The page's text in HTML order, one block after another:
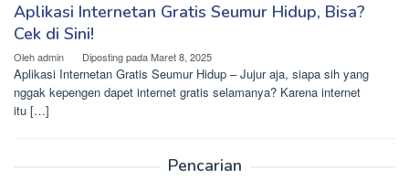
Aplikasi Internetan Gratis Seumur Hidup, Bisa?
Cek di Sini!
Olehadmin Diposting padaMaret 8, 2025
Aplikasi Internetan Gratis Seumur Hidup – Jujur aja, siapa sih yang
nggak kepengen dapet internet gratis selamanya? Karena internet
itu […]
Pencarian